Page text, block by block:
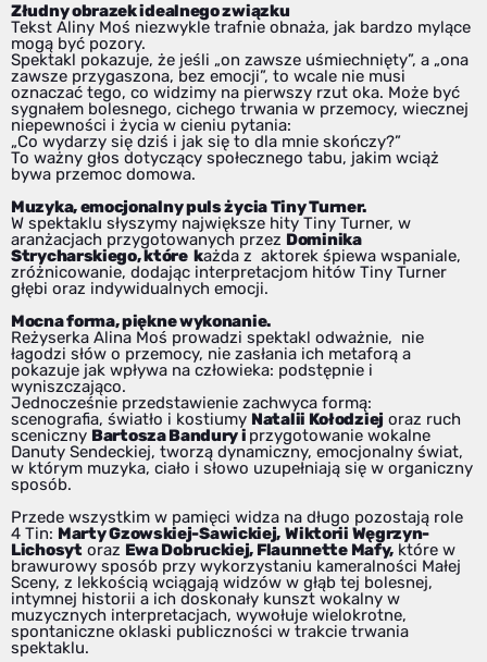
Złudny obrazek idealnego związku
Tekst Aliny Moś niezwykle trafnie obnaża, jak bardzo mylące
mogą być pozory.
Spektakl pokazuje, że jeśli „on zawsze uśmiechnięty”, a „ona
zawsze przygaszona, bez emocji”, to wcale nie musi
oznaczać tego, co widzimy na pierwszy rzut oka. Może być
sygnałem bolesnego, cichego trwania w przemocy, wiecznej
niepewności i życia w cieniu pytania:
„Co wydarzy się dziś i jak się to dla mnie skończy?”
To ważny głos dotyczący społecznego tabu, jakim wciąż
bywa przemoc domowa.
Muzyka, emocjonalny puls życia Tiny Turner.
W spektaklu słyszymy największe hity Tiny Turner, w
aranżacjach przygotowanych przez Dominika
Strycharskiego, które każda z aktorek śpiewa wspaniale,
zróżnicowanie, dodając interpretacjom hitów Tiny Turner
głębi oraz indywidualnych emocji.
Mocna forma, piękne wykonanie.
Reżyserka Alina Moś prowadzi spektakl odważnie, nie
łagodzi słów o przemocy, nie zasłania ich metaforą a
pokazuje jak wpływa na człowieka: podstępnie i
wyniszczająco.
Jednocześnie przedstawienie zachwyca formą:
scenografia, światło i kostiumy Natalii Kołodziej oraz ruch
sceniczny Bartosza Bandury i przygotowanie wokalne
Danuty Sendeckiej, tworzą dynamiczny, emocjonalny świat,
w którym muzyka, ciało i słowo uzupełniają się w organiczny
sposób.
Przede wszystkim w pamięci widza na długo pozostają role
4 Tin: Marty Gzowskiej-Sawickiej, Wiktorii Węgrzyn-
Lichosytoraz Ewa Dobruckiej, Flaunnette Mafy, które w
brawurowy sposób przy wykorzystaniu kameralności Małej
Sceny, z lekkością wciągają widzów w głąb tej bolesnej,
intymnej historii a ich doskonały kunszt wokalny w
muzycznych interpretacjach, wywołuje wielokrotne,
spontaniczne oklaski publiczności w trakcie trwania
spektaklu.